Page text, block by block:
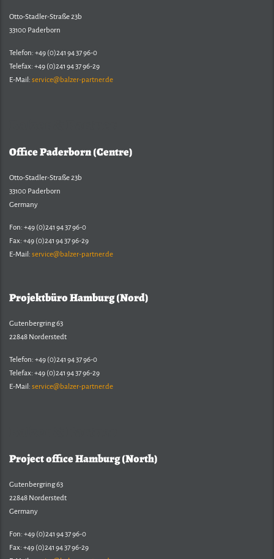
Otto-Stadler-Straße 23b
33100 Paderborn
Telefon: +49 (0)241 94 37 96-0
Telefax: +49 (0)241 94 37 96-29
E-Mail: service@balzer-partner.de
Office Paderborn (Centre)
Otto-Stadler-Straße 23b
33100 Paderborn
Germany
Fon: +49 (0)241 94 37 96-0
Fax: +49 (0)241 94 37 96-29
E-Mail: service@balzer-partner.de
Projektbüro Hamburg (Nord)
Gutenbergring 63
22848 Norderstedt
Telefon: +49 (0)241 94 37 96-0
Telefax: +49 (0)241 94 37 96-29
E-Mail: service@balzer-partner.de
Project office Hamburg (North)
Gutenbergring 63
22848 Norderstedt
Germany
Fon: +49 (0)241 94 37 96-0
Fax: +49 (0)241 94 37 96-29